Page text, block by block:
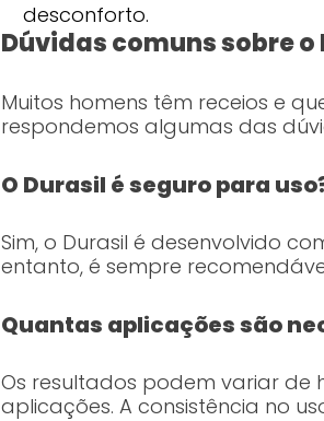
desconforto.
Dúvidas comuns sobre o
Muitos homens têm receios e
respondemos algumas das
O Durasil é seguro para
Sim, o Durasil é desenvolvido
entanto, é sempre
Quantas aplicações são
Os resultados podem variar de
aplicações. A consistência no